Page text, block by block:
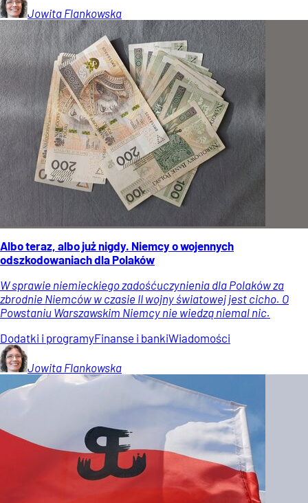
Jowita Flankowska
Albo teraz, albo już nigdy. Niemcy o wojennych
odszkodowaniach dla Polaków
W sprawie niemieckiego zadośćuczynienia dla Polaków za
zbrodnie Niemców w czasie II wojny światowej jest cicho. O
Powstaniu Warszawskim Niemcy nie wiedzą niemal nic.
Dodatki i programyFinanse i bankiWiadomości
Jowita Flankowska